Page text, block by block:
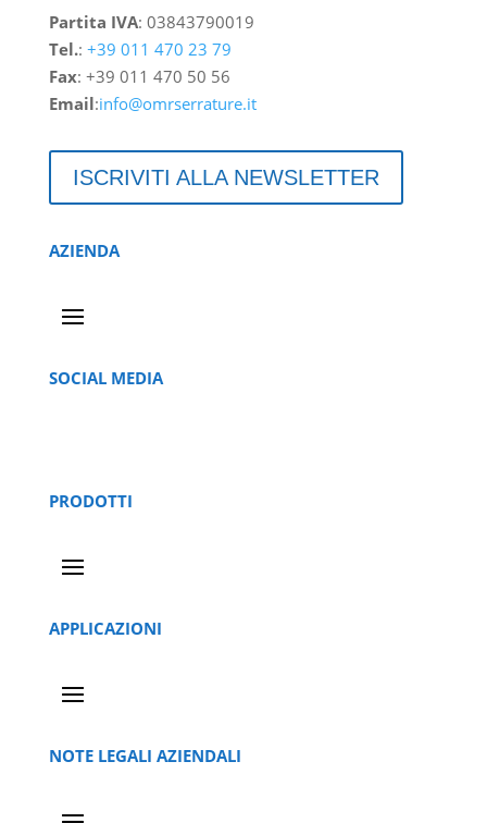
Partita IVA: 03843790019
Tel.: +39 011 470 23 79
Fax: +39 011 470 50 56
Email:info@omrserrature.it
ISCRIVITI ALLA NEWSLETTER
AZIENDA
SOCIAL MEDIA
PRODOTTI
APPLICAZIONI
NOTE LEGALI AZIENDALI